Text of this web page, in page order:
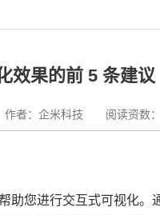
效果的前 5 条建议
作者：企米科技 阅读资数
助您进行交互式可视化。